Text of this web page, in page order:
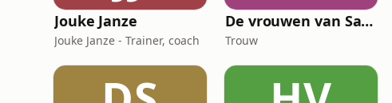
Jouke Janze
Jouke Janze - Trainer, coach
De vrouwen van Saramacca
Trouw